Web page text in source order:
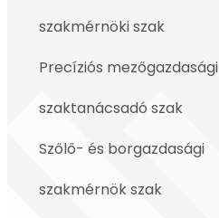
szakmérnöki szak
Precíziós mezőgazdasági
szaktanácsadó szak
Szőlő- és borgazdasági
szakmérnök szak